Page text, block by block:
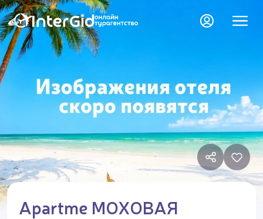
Apartme МОХОВАЯ